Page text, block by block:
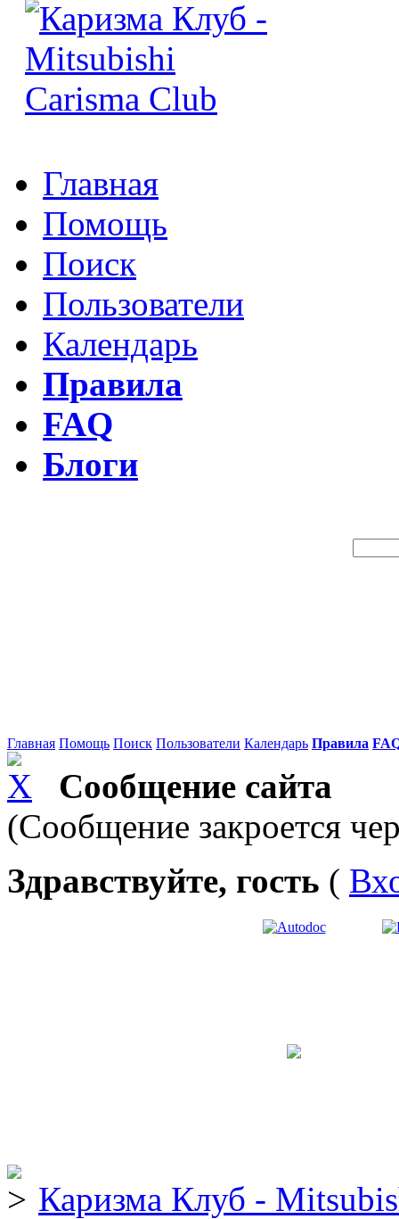
Главная
Помощь
Поиск
Пользователи
Календарь
Правила
FAQ
Блоги
Главная Помощь Поиск Пользователи Календарь Правила
Сообщение сайта
(Сообщение закроется
Здравствуйте, гость (
Каризма Клуб -